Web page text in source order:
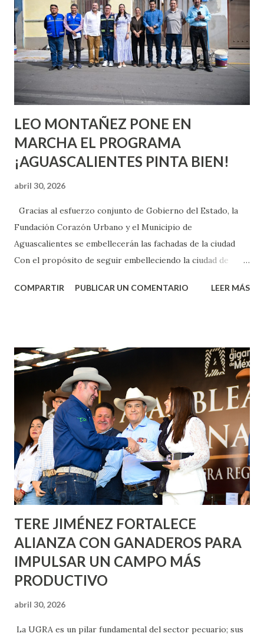
aprender y nuevas experiencias que conocer. Si eres una
chica y aún no has tenido relaciones sexuales, tal vez
pienses que el sexo será increíble y no puedas esperar para
experimentarlo, pero como cualquier persona con
experiencia te dirá, siempre es mejor cuando ambas partes
son suficientemen...
LEO MONTAÑEZ PONE EN
MARCHA EL PROGRAMA
¡AGUASCALIENTES PINTA BIEN!
abril 30, 2026
Gracias al esfuerzo conjunto de Gobierno del Estado, la
Fundación Corazón Urbano y el Municipio de
Aguascalientes se embellecerán las fachadas de la ciudad
Con el propósito de seguir embelleciendo la ciudad de
municipal, Leo Montañez dio inicio al programa
Corazón Urbano y el Municipio capital. Leo Montañez
informó que en este programa se usarán cerca de 90 mil
metros cuadrados de pintura, para dar inicio en la calle
Nieto, entre Jesús F. Elizondo y la calle 22 de Octubre, con
lo que se aplicará pintura en 66 casas. Posteriormente se
llevará este programa a Villas de Nuestra Señora de la
Asunción, Avenida Alameda y Decreto 27 de Septiembre, en
los edificios FOVISSSTE Ojo de Agua, en la comunidad
Norias de Paso Hondo y en los edificios de...
COMPARTIR PUBLICAR UN COMENTARIO LEER MÁS
TERE JIMÉNEZ FORTALECE
ALIANZA CON GANADEROS PARA
IMPULSAR UN CAMPO MÁS
PRODUCTIVO
abril 30, 2026
La UGRA es un pilar fundamental del sector pecuario; sus